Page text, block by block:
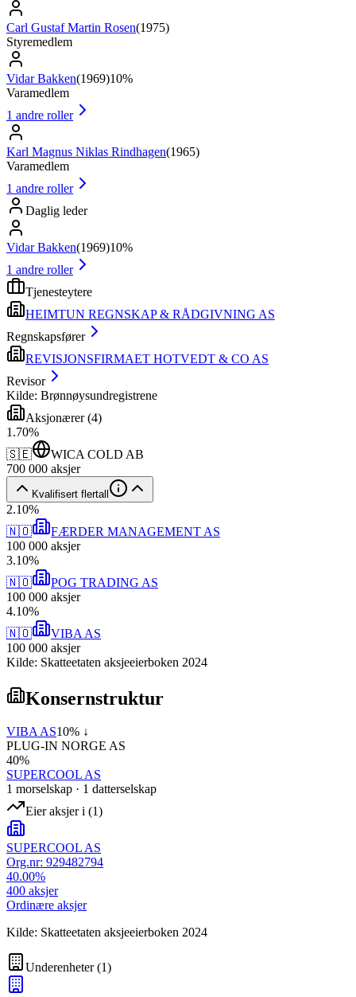
Carl Gustaf Martin Rosen(1975)
Styremedlem
Vidar Bakken(1969)10%
Varamedlem
1 andre roller
Karl Magnus Niklas Rindhagen(1965)
Varamedlem
1 andre roller
Daglig leder
Vidar Bakken(1969)10%
1 andre roller
Tjenesteytere
HEIMTUN REGNSKAP & RÅDGIVNING AS
Regnskapsfører
REVISJONSFIRMAET HOTVEDT & CO AS
Revisor
Kilde: Brønnøysundregistrene
Aksjonærer(4)
1 .70%
🇸🇪
WICA COLD AB
700 000 aksjer
Kvalifisert flertall
2.10%
🇳🇴
FÆRDER MANAGEMENT AS
100 000 aksjer
3.10%
🇳🇴
POG TRADING AS
100 000 aksjer
4.10%
🇳🇴
VIBA AS
100 000 aksjer
Kilde: Skatteetaten aksjeeierboken 2024
Konsernstruktur
VIBA AS10% ↓
PLUG-IN NORGE AS
40%
SUPERCOOL AS
1 morselskap · 1 datterselskap
Eier aksjer i (1)
SUPERCOOL AS
Org.nr: 929482794
40.00%
400 aksjer
Ordinære aksjer
Kilde: Skatteetaten aksjeeierboken 2024
Underenheter(1)